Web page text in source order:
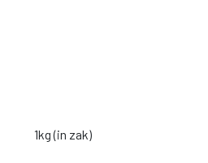
1kg (in zak)